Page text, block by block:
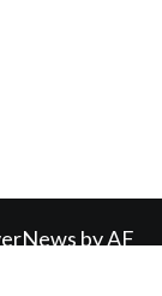
by AF